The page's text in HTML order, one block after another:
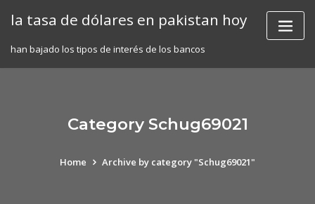
la tasa de dólares en pakistan hoy
han bajado los tipos de interés de los bancos
Category Schug69021
Home Archive by category "Schug69021"